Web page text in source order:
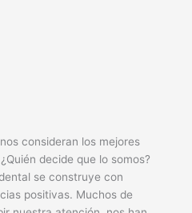
consideran los mejores
decide que lo somos?
se construye con
positivas. Muchos de